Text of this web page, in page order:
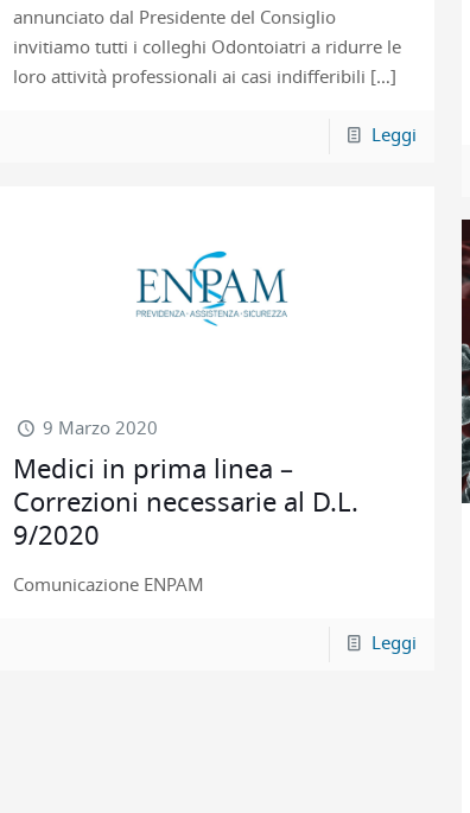
annunciato dal Presidente del Consiglio
invitiamo tutti i colleghi Odontoiatri a ridurre le
loro attività professionali ai casi indifferibili […]
Leggi
9 Marzo 2020
Medici in prima linea –
Correzioni necessarie al D.L.
9/2020
Comunicazione ENPAM
Leggi